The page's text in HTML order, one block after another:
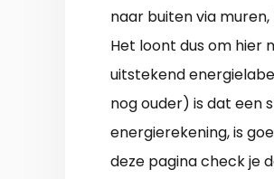
naar buiten via
Het loont dus om hier
uitstekend
nog ouder) is dat een
energierekening, is
deze pagina check je